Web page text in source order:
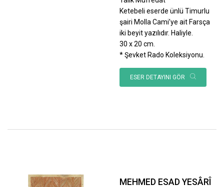
Ketebeli eserde ünlü Timurlu
şairi Molla Cami’ye ait Farsça
iki beyit yazılıdır. Haliyle.
30 x 20 cm.
* Şevket Rado Koleksiyonu.
ESER DETAYINI GÖR
MEHMED ESAD YESÂRÎ